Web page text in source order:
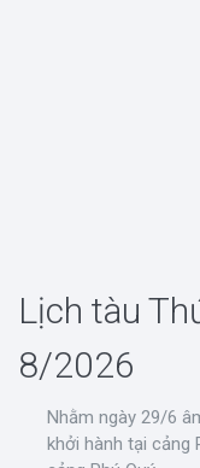
Lịch tàu
8/2026
Nhằm ngày 29/6
khởi hành tại cảng